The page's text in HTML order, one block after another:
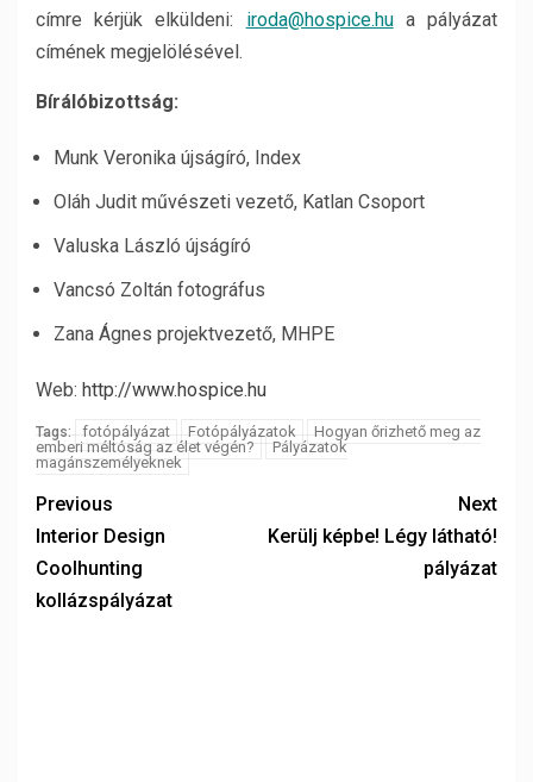
címre kérjük elküldeni: iroda@hospice.hua pályázat
címének megjelölésével.
Bírálóbizottság:
Munk Veronika újságíró, Index
Oláh Judit művészeti vezető, Katlan Csoport
Valuska László újságíró
Vancsó Zoltán fotográfus
Zana Ágnes projektvezető, MHPE
Web: http://www.hospice.hu
Tags: fotópályázat Fotópályázatok
Hogyan őrizhető meg az
emberi méltóság az élet végén?
Pályázatok
magánszemélyeknek
Previous
Interior Design
Coolhunting
kollázspályázat
Next
Kerülj képbe! Légy látható!
pályázat